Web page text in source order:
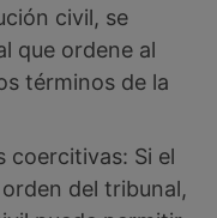
civil, se
que ordene al
términos de la
coercitivas: Si el
del tribunal,